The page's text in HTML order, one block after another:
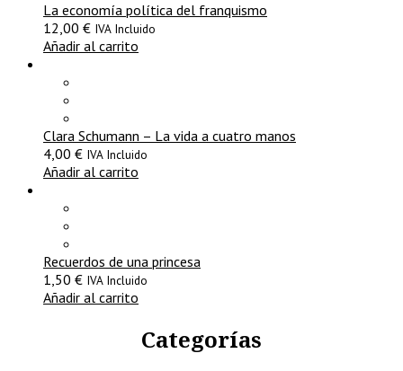
La economía política del franquismo
12,00 € IVA Incluido
Añadir al carrito
Clara Schumann – La vida a cuatro manos
4,00 € IVA Incluido
Añadir al carrito
Recuerdos de una princesa
1,50 € IVA Incluido
Añadir al carrito
Categorías